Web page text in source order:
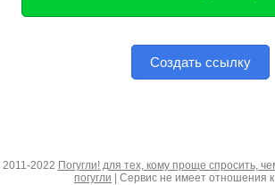
Создать ссылку
2011-2022 Погугли! для тех, кому проще спросить,
погугли | Сервис не имеет отношения